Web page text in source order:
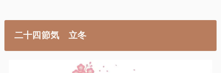
二十四節気 立冬